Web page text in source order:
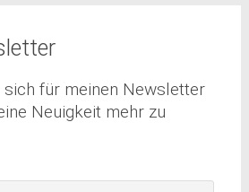
sich für meinen Newsletter
Neuigkeit mehr zu